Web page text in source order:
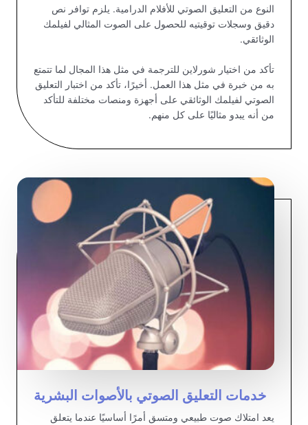
النوع من التعليق الصوتي للأفلام الدرامية. يلزم توافر نص
دقيق وسجلات توقيتيه للحصول على الصوت المثالي لفيلمك
الوثائقي.
تأكد من اختيار شورلاين للترجمة في مثل هذا المجال لما تتمتع
به من خبرة في مثل هذا العمل. أخيرًا، تأكد من اختبار التعليق
الصوتي لفيلمك الوثائقي على أجهزة ومنصات مختلفة للتأكد
من أنه يبدو مثاليًا على كل منهم.
خدمات التعليق الصوتي بالأصوات البشرية
يعد امتلاك صوت طبيعي ومتسق أمرًا أساسيًا عندما يتعلق